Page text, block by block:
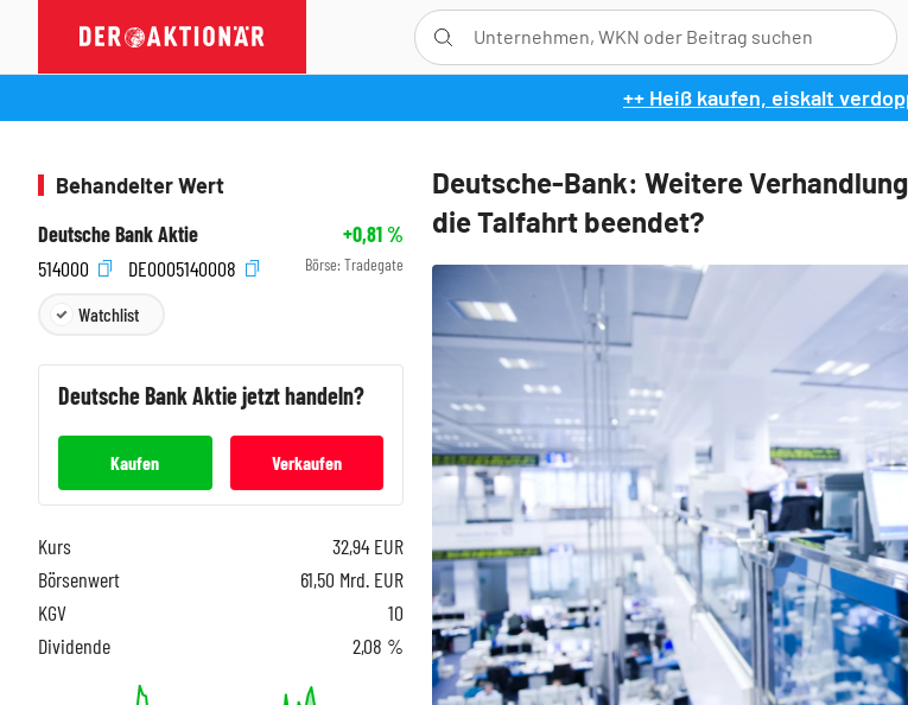
++ Heiß kaufen, eiskalt
Deutsche-Bank: Weitere
die Talfahrt beendet?
Behandelter Wert
Deutsche Bank Aktie
+0,81%
514000
DE0005140008 Börse: Tradegate
Watchlist
Deutsche BankAktie jetzt handeln?
Kaufen Verkaufen
Kurs 32,94 EUR
Börsenwert
61,50 Mrd. EUR
KGV
10
Dividende
2,08 %